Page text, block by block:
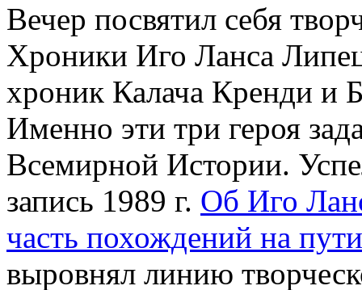
Вечер посвятил себя
Хроники Иго Ланса
хроник Калача Кренди и
Именно эти три героя
Всемирной Истории.
запись 1989 г. Об Иго
часть похождений на
выровнял линию